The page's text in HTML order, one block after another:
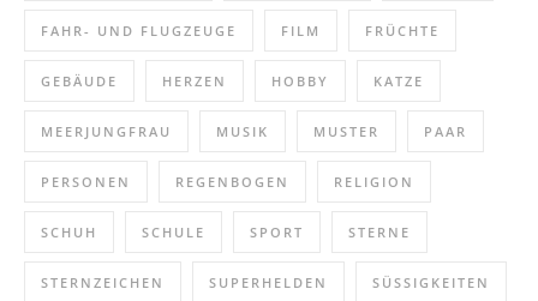
FAHR- UND FLUGZEUGE FILM FRÜCHTE
GEBÄUDE HERZEN HOBBY KATZE
MEERJUNGFRAU MUSIK MUSTER PAAR
PERSONEN REGENBOGEN RELIGION
SCHUH SCHULE SPORT STERNE
STERNZEICHEN SUPERHELDEN SÜSSIGKEITEN